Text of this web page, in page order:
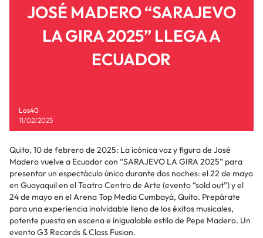
JOSÉ MADERO “SARAJEVO
LA GIRA 2025” LLEGA A
ECUADOR
Los40
11/02/2025
Quito, 10 de febrero de 2025: La icónica voz y figura de José
Madero vuelve a Ecuador con “SARAJEVO LA GIRA 2025” para
presentar un espectáculo único durante dos noches: el 22 de mayo
en Guayaquil en el Teatro Centro de Arte (evento “sold out”) y el
24 de mayo en el Arena Top Media Cumbayá, Quito. Prepárate
para una experiencia inolvidable llena de los éxitos musicales,
potente puesta en escena e inigualable estilo de Pepe Madero. Un
evento G3 Records & Class Fusion.